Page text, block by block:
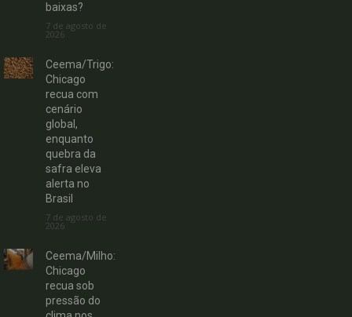
baixas?
7 de agosto de
2026
Ceema/Trigo:
Chicago
recua com
cenário
global,
enquanto
quebra da
safra eleva
alerta no
Brasil
7 de agosto de
2026
Ceema/Milho:
Chicago
recua sob
pressão do